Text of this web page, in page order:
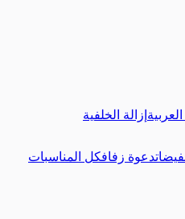
إزالة الخلفية
دعوة زفافكل المناسبات